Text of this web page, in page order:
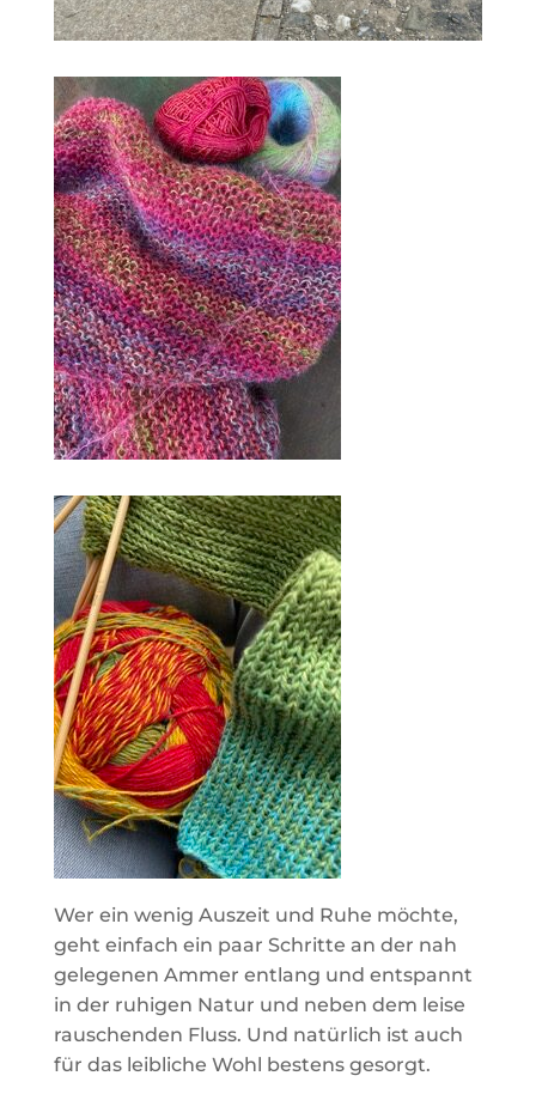
Wer ein wenig Auszeit und Ruhe möchte,
geht einfach ein paar Schritte an der nah
gelegenen Ammer entlang und entspannt
in der ruhigen Natur und neben dem leise
rauschenden Fluss. Und natürlich ist auch
für das leibliche Wohl bestens gesorgt.